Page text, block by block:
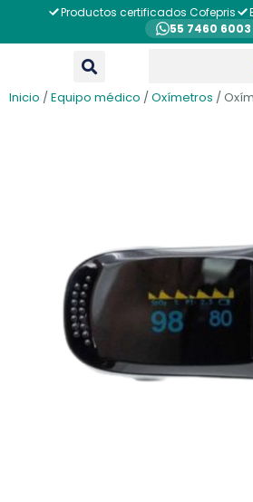
Productos certificados Cofepris
55 7460 6003
Inicio /Equipo médico /Oxímetros /